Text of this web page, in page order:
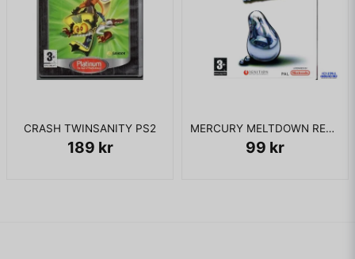
CRASH TWINSANITY PS2
189 kr
MERCURY MELTDOWN REVOLUTION WII
99 kr